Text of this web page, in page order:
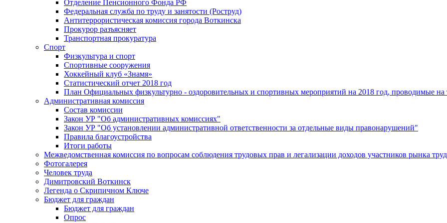
Отделение Пенсионного Фонда РФ
Федеральная служба по труду и занятости (Роструд)
Антитеррористическая комиссия города Воткинска
Прокурор разъясняет
Транспортная прокуратура
Спорт
Физкультура и спорт
Спортивные сооружения
Хоккейный клуб «Знамя»
Статистический отчет 2018 год
План Официальных физкультурно - оздоровительных и спортивных мероприятий на 2018 год, проводимые
Административная комиссия
Состав комиссии
Закон УР "Об административных комиссиях"
Закон УР "Об установлении административной ответственности за отдельные виды правонарушений"
Правила благоустройства
Итоги работы
Межведомственная комиссия по вопросам соблюдения трудовых прав и легализации доходов участников рынка
Фотогалерея
Человек труда
Димитровский Воткинск
Легенда о Скрипичном Ключе
Бюджет для граждан
Бюджет для граждан
Опрос